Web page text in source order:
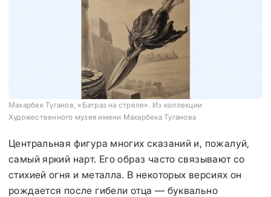
Махарбек Туганов, «Батраз на стреле». Из коллекции
Художественного музея имени Махарбека Туганова
Центральная фигура многих сказаний и, пожалуй,
самый яркий нарт. Его образ часто связывают со
стихией огня и металла. В некоторых версиях он
рождается после гибели отца — буквально